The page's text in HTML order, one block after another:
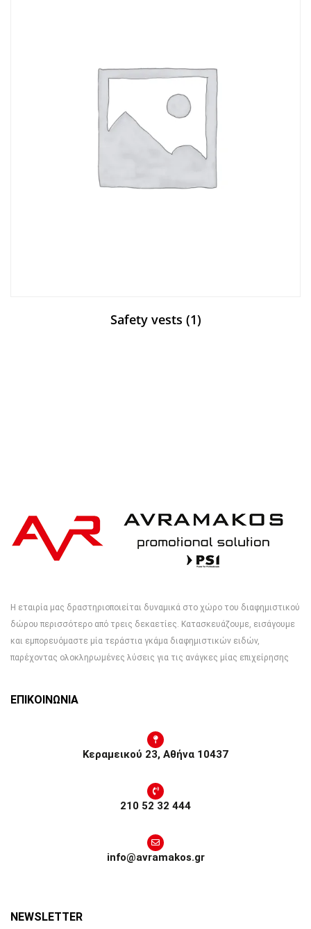
Safety vests (1)
Η εταιρία μας δραστηριοποιείται δυναμικά στο χώρο του διαφημιστικού
δώρου περισσότερο από τρεις δεκαετίες. Κατασκευάζουμε, εισάγουμε
και εμπορευόμαστε μία τεράστια γκάμα διαφημιστικών ειδών,
παρέχοντας ολοκληρωμένες λύσεις για τις ανάγκες μίας επιχείρησης
ΕΠΙΚΟΙΝΩΝΙΑ
Κεραμεικού 23, Αθήνα 10437
210 52 32 444
info@avramakos.gr
NEWSLETTER